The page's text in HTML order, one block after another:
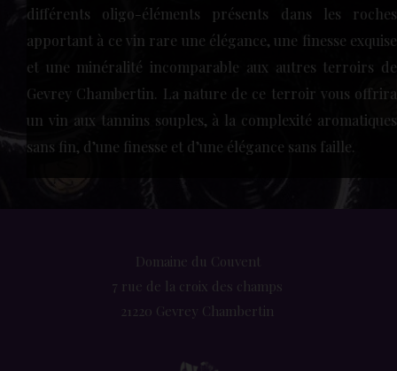
différents oligo-éléments présents dans les roches
apportant à ce vin rare une élégance, une finesse exquise
et une minéralité incomparable aux autres terroirs de
Gevrey Chambertin. La nature de ce terroir vous offrira
un vin aux tannins souples, à la complexité aromatiques
sans fin, d’une finesse et d’une élégance sans faille.
Domaine du Couvent
7 rue de la croix des champs
21220 Gevrey Chambertin